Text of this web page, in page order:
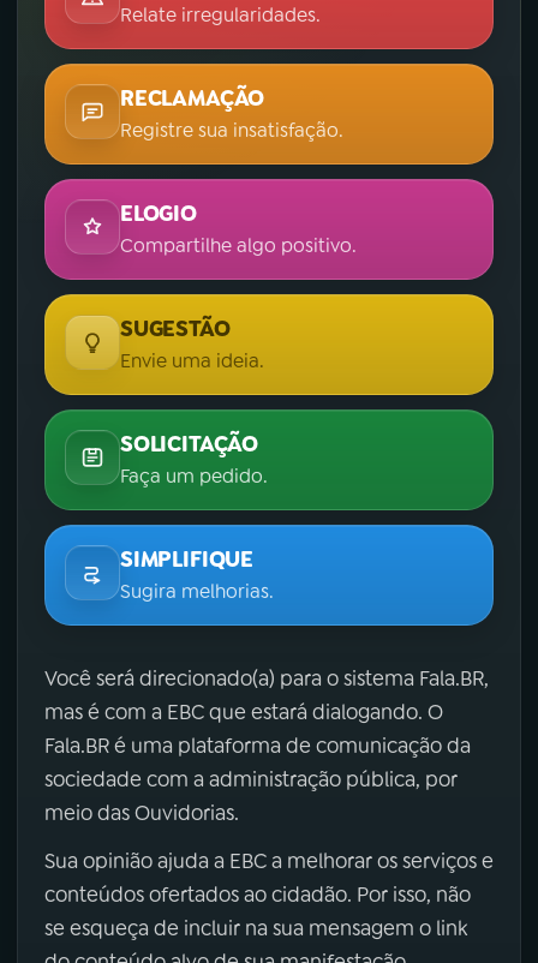
Relate irregularidades.
RECLAMAÇÃO
Registre sua insatisfação.
ELOGIO
Compartilhe algo positivo.
SUGESTÃO
Envie uma ideia.
SOLICITAÇÃO
Faça um pedido.
SIMPLIFIQUE
Sugira melhorias.
Você será direcionado(a) para o sistema Fala.BR,
mas é com a EBC que estará dialogando. O
Fala.BR é uma plataforma de comunicação da
sociedade com a administração pública, por
meio das Ouvidorias.
Sua opinião ajuda a EBC a melhorar os serviços e
conteúdos ofertados ao cidadão. Por isso, não
se esqueça de incluir na sua mensagem o link